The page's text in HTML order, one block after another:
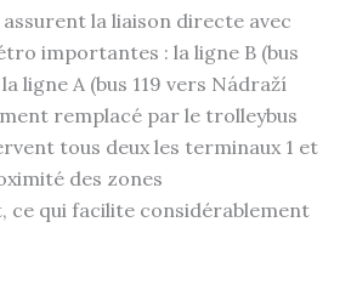
la liaison directe avec
importantes : la ligne B (bus
ligne A (bus 119 vers Nádraží
remplacé par le trolleybus
tous deux les terminaux 1 et
des zones
ce qui facilite considérablement